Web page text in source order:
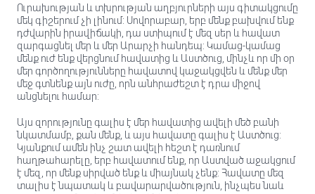
Ուրախության և տխրության աղբյուրների այս գիտակցումը
մեկ գիշերում չի լինում: Սովորաբար, երբ մենք բախվում ենք
դժվարին իրավիճակի, դա ստիպում է մեզ սեր և հավատ
զարգացնել մեր և մեր Արարչի հանդեպ: Կամաց-կամաց
մենք ուժ ենք վերցնում հավատից և Աստծուց, մինչև որ մի օր
մեր գործողությունները հավատով կաջակցվեն և մենք մեր
մեջ գտնենք այն ուժը, որն անհրաժեշտ է դրա միջով
անցնելու համար:
Այս զորությունը գալիս է մեր հավատից ավելի մեծ բանի
նկատմամբ, քան մենք, և այս հավատը գալիս է Աստծուց:
Կյանքում ամեն ինչ շատ ավելի հեշտ է դառնում
հաղթահարելը, երբ հավատում ենք, որ Աստված աջակցում
է մեզ, որ մենք սիրված ենք և միայնակ չենք: Հավատը մեզ
տալիս է նպատակ և բավարարվածություն, ինչպես նաև